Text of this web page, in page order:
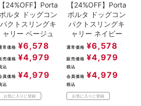
【24%OFF】Porta
ルタ ドッグコン
パクトスリングキ
ャリー ベージュ
常価格 ¥6,578
売価格 ¥4,979
込
員価格 ¥4,979
込
お気に入りに登録
【24%OFF】Porta
ポルタ ドッグコン
パクトスリングキ
ャリー ネイビー
通常価格 ¥6,578
販売価格 ¥4,979
税込
会員価格 ¥4,979
税込
お気に入りに登録